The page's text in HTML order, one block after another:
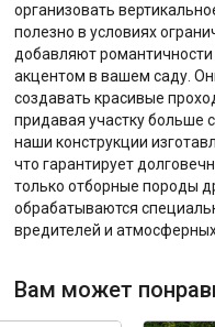
организовать
полезно в условиях
добавляют
акцентом в вашем саду.
создавать красивые
придавая участку больше
наши конструкции
что гарантирует
только отборные породы
обрабатываются
вредителей и
Вам может